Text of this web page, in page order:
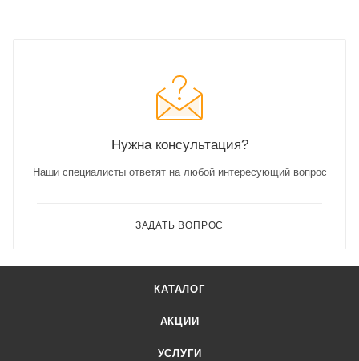
Нужна консультация?
Наши специалисты ответят на любой интересующий вопрос
ЗАДАТЬ ВОПРОС
КАТАЛОГ
АКЦИИ
УСЛУГИ